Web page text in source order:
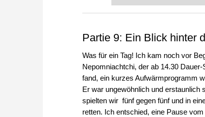
zuvor.
Partie 9: Ein Blick hinter
Was für ein Tag! Ich kam noch vor
Nepomniachtchi, der ab 14.30
fand, ein kurzes Aufwärmprogramm
Er war ungewöhnlich und erstaunlich
spielten wir fünf gegen fünf und in
retten. Ich entschied, eine Pause